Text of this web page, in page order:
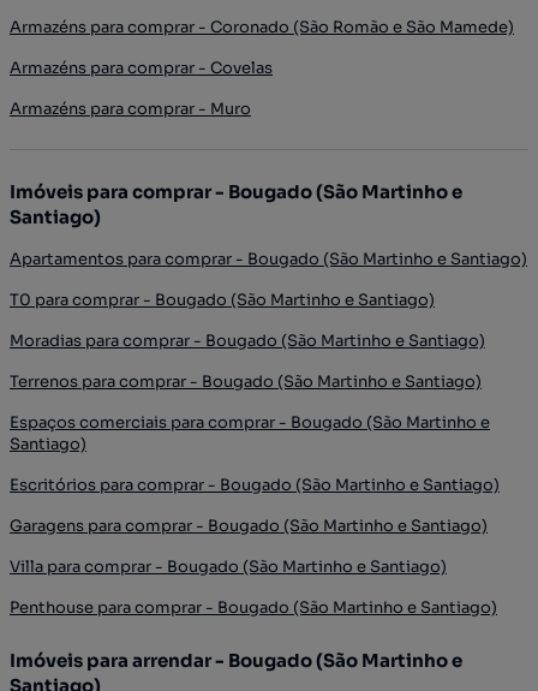
Armazéns para comprar - Coronado (São Romão e São Mamede)
Armazéns para comprar - Covelas
Armazéns para comprar - Muro
Imóveis para comprar - Bougado (São Martinho e
Santiago)
Apartamentos para comprar - Bougado (São Martinho e Santiago)
T0 para comprar - Bougado (São Martinho e Santiago)
Moradias para comprar - Bougado (São Martinho e Santiago)
Terrenos para comprar - Bougado (São Martinho e Santiago)
Espaços comerciais para comprar - Bougado (São Martinho e
Santiago)
Escritórios para comprar - Bougado (São Martinho e Santiago)
Garagens para comprar - Bougado (São Martinho e Santiago)
Villa para comprar - Bougado (São Martinho e Santiago)
Penthouse para comprar - Bougado (São Martinho e Santiago)
Imóveis para arrendar - Bougado (São Martinho e
Santiago)